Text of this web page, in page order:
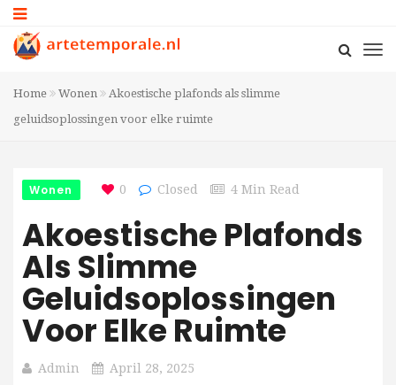
Home Wonen
Akoestische plafonds als slimme
geluidsoplossingen voor elke ruimte
Wonen 0 Closed 4 Min Read
Akoestische Plafonds
Als Slimme
Geluidsoplossingen
Voor Elke Ruimte
Admin April 28, 2025